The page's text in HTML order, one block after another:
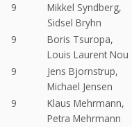
9
Mikkel Syndberg,
Sidsel Bryhn
9
Boris Tsuropa,
Louis Laurent Nou
9
Jens Bjornstrup,
Michael Jensen
9
Klaus Mehrmann,
Petra Mehrmann